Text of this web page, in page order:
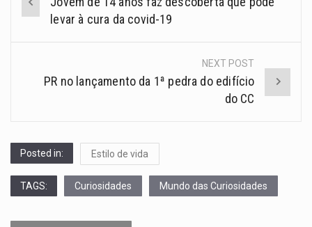
levar à cura da covid-19
NEXT POST
PR no lançamento da 1ª pedra do edifício
do CC
Posted in: Estilo de vida
TAGS: Curiosidades Mundo das Curiosidades